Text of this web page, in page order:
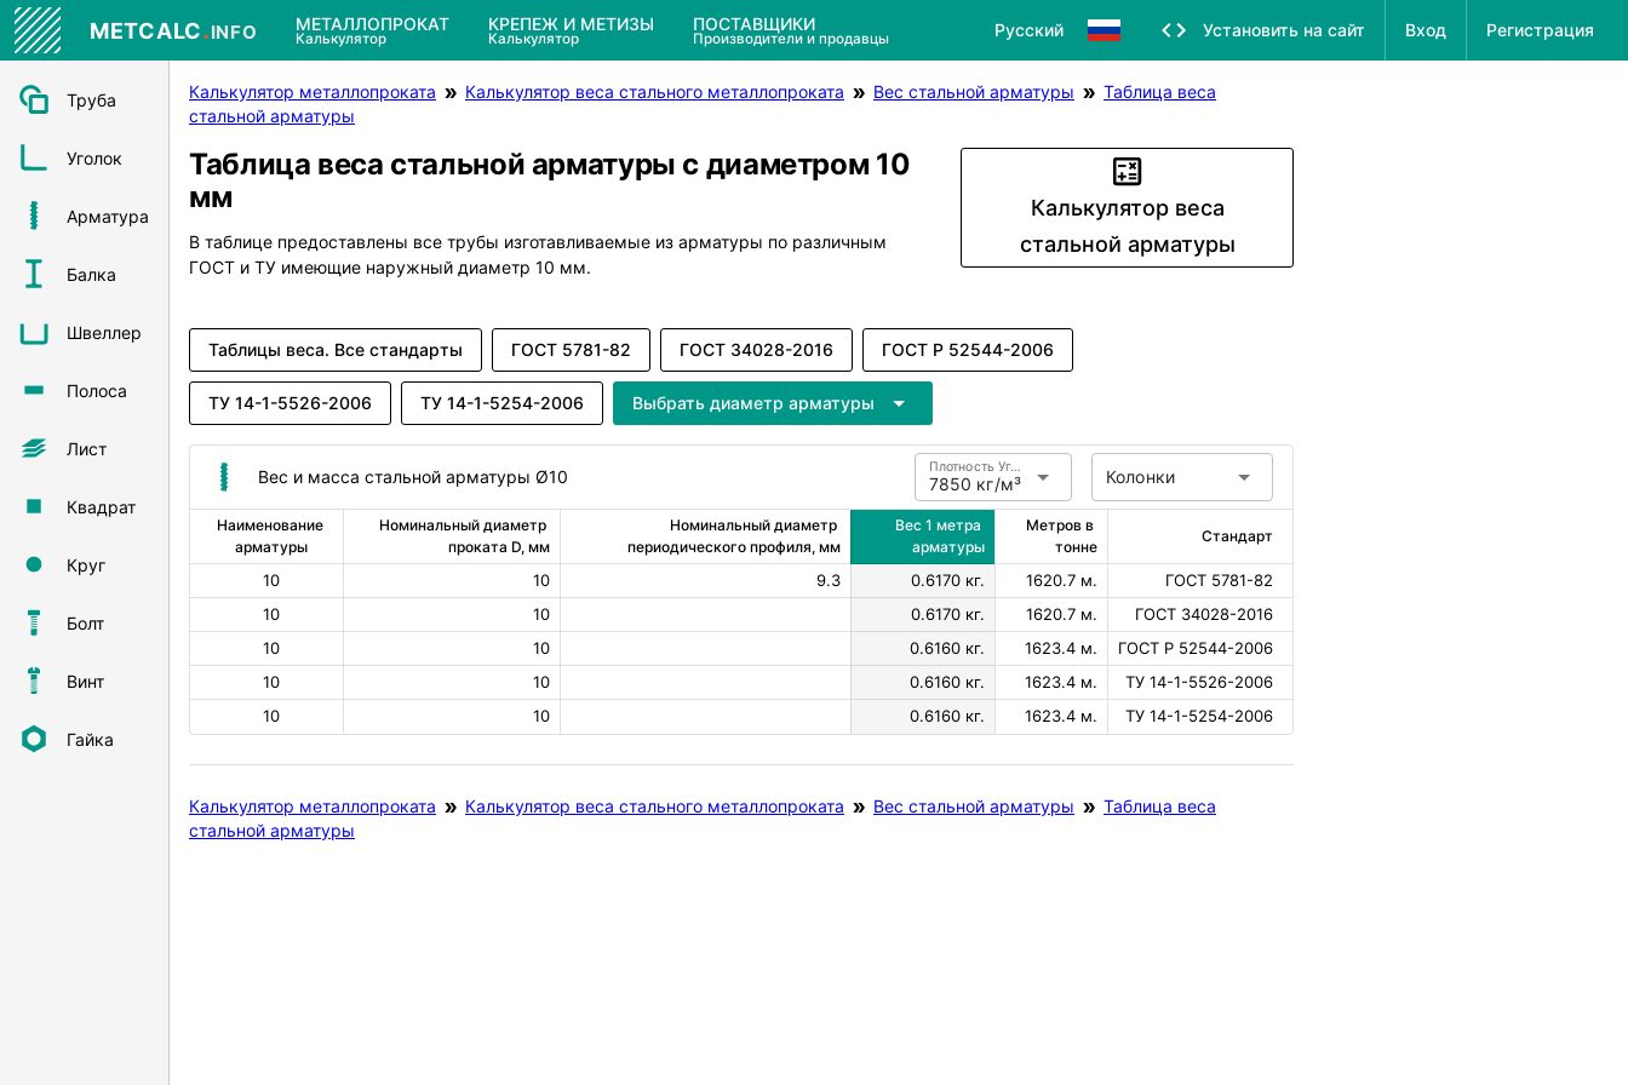
METCALC.INFO МЕТАЛЛОПРОКАТ
Калькулятор
КРЕПЕЖ И МЕТИЗЫ
Калькулятор
ПОСТАВЩИКИ
Производители и продавцы Русский Установить на сайт Вход Регистрация
Труба
Уголок
Арматура
Балка
Швеллер
Полоса
Лист
Квадрат
Круг
Болт
Винт
Гайка
Калькулятор металлопроката Калькулятор веса стального металлопроката Вес стальной арматуры
Таблица веса
стальной арматуры
Таблица веса стальной арматуры с диаметром 10
мм
В таблице предоставлены все трубы изготавливаемые из арматуры по различным
ГОСТ и ТУ имеющие наружный диаметр 10 мм.
Калькулятор веса
стальной арматуры
Таблицы веса. Все стандарты ГОСТ 5781-82 ГОСТ 34028-2016 ГОСТ Р 52544-2006
ТУ 14-1-5526-2006 ТУ 14-1-5254-2006 Выбрать диаметр арматуры
Вес и масса стальной арматуры Ø10 7850 кг/м³
Плотность Углеродистая сталь Колонки
Наименование
арматуры
Номинальный диаметр
проката D, мм
Номинальный диаметр
периодического профиля, мм
Вес 1 метра
арматуры
Метров в
тонне
Стандарт
10 10 9.3 0.6170 кг. 1620.7 м.
ГОСТ 5781-82
10
10 0.6170 кг. 1620.7 м.
ГОСТ 34028-2016
10
10 0.6160 кг. 1623.4 м.
ГОСТ Р 52544-2006
10
10 0.6160 кг. 1623.4 м.
ТУ 14-1-5526-2006
10
10 0.6160 кг. 1623.4 м. ТУ 14-1-5254-2006
Калькулятор металлопроката Калькулятор веса стального металлопроката Вес стальной арматуры
Таблица веса
стальной арматуры